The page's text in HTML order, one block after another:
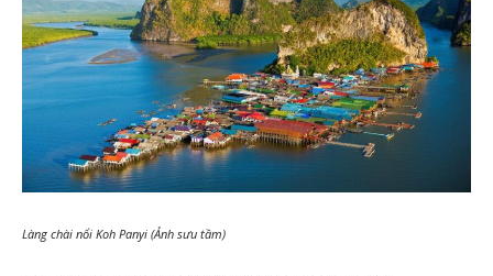
Làng chài nổi Koh Panyi (Ảnh sưu tầm)